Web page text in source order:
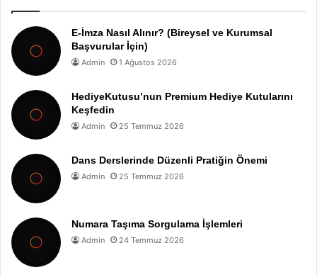
E-İmza Nasıl Alınır? (Bireysel ve Kurumsal
Başvurular İçin)
Admin 1 Ağustos 2026
HediyeKutusu’nun Premium Hediye Kutularını
Keşfedin
Admin 25 Temmuz 2026
Dans Derslerinde Düzenli Pratiğin Önemi
Admin 25 Temmuz 2026
Numara Taşıma Sorgulama İşlemleri
Admin 24 Temmuz 2026